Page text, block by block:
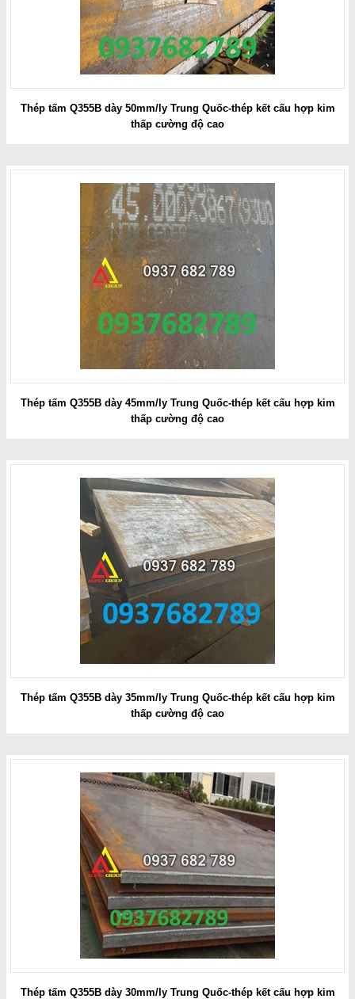
Thép tấm Q355B dày 50mm/ly Trung Quốc-thép kết cấu hợp kim
thấp cường độ cao
Thép tấm Q355B dày 45mm/ly Trung Quốc-thép kết cấu hợp kim
thấp cường độ cao
Thép tấm Q355B dày 35mm/ly Trung Quốc-thép kết cấu hợp kim
thấp cường độ cao
Thép tấm Q355B dày 30mm/ly Trung Quốc-thép kết cấu hợp kim